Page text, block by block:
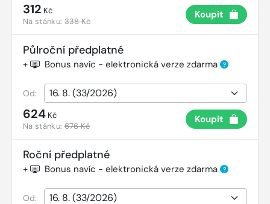
312 Kč
Na stánku:338 Kč
Koupit
Půlroční předplatné
+ Bonus navíc - elektronická verze zdarma ?
Od:
624 Kč
Na stánku:676 Kč
Koupit
Roční předplatné
+ Bonus navíc - elektronická verze zdarma ?
Od: